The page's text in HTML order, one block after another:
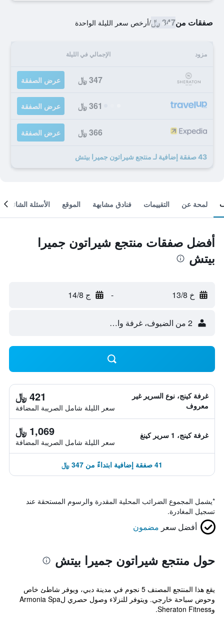
صفقات من347 ﷼ /أرخص سعر الليلة الواحدة
مزود الإجمالي في الليلة
347 ﷼ عرض الصفقة
361 ﷼ عرض الصفقة
366 ﷼ عرض الصفقة
43 صفقة إضافية لـ منتجع شيراتون جميرا بيتش
لمحة عن التقييمات فنادق مشابهة الموقع الأسئلة الشائعة
أفضل صفقات منتجع شيراتون جميرا
بيتش
خ 13/8 - ج 14/8
2 من الضيوف، غرفة واحدة
غرفة كينج، نوع السرير غير
معروف
421 ﷼
سعر الليلة شامل الصريبة المضافة
غرفة كينج، 1 سرير كينغ 1,069 ﷼
سعر الليلة شامل الصريبة المضافة
41 صفقة إضافية ابتداءً من 347 ﷼
*يشمل المجموع الضرائب المحلية المقدرة والرسوم المستحقة عند
تسجيل المغادرة.
أفضل سعر مضمون
حول منتجع شيراتون جميرا بيتش
يقع هذا المنتجع المصنف 5 نجوم في مدينة دبي، ويوفر شاطئ خاص
وحوض سباحة خارجي. ويتوفر للنزلاء وصول حصري لArmonia Spa
وSheraton Fitness.